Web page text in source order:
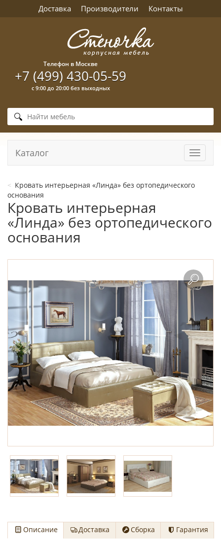
Доставка Производители Контакты
Телефон в Москве
+7 (499) 430-05-59
с 9:00 до 20:00 без выходных
Каталог
Кровать интерьерная «Линда» без ортопедического
основания
Кровать интерьерная
«Линда» без ортопедического
основания
Описание Доставка Сборка
Гарантия